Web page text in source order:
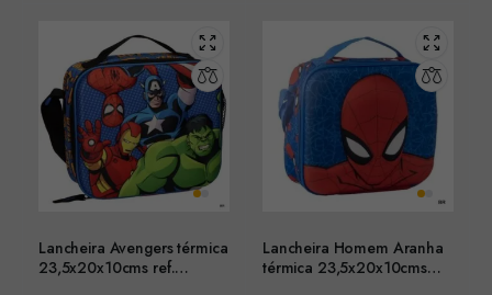
Lancheira Avengers térmica
23,5x20x10cms ref.
Lancheira Homem Aranha
térmica 23,5x20x10cms